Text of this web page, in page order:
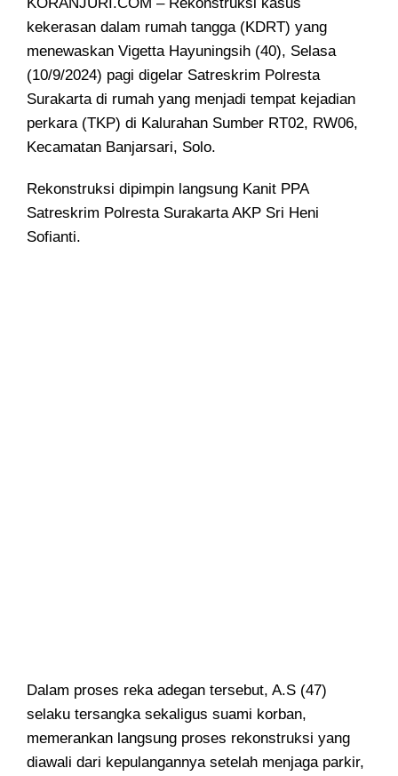
kekerasan dalam rumah tangga (KDRT) yang
menewaskan Vigetta Hayuningsih (40), Selasa
(10/9/2024) pagi digelar Satreskrim Polresta
Surakarta di rumah yang menjadi tempat kejadian
perkara (TKP) di Kalurahan Sumber RT02, RW06,
Kecamatan Banjarsari, Solo.
Rekonstruksi dipimpin langsung Kanit PPA
Satreskrim Polresta Surakarta AKP Sri Heni
Sofianti.
Dalam proses reka adegan tersebut, A.S (47)
selaku tersangka sekaligus suami korban,
memerankan langsung proses rekonstruksi yang
diawali dari kepulangannya setelah menjaga parkir,